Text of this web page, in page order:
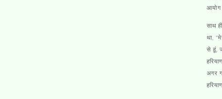
आयोग
साथ
था,
से हूं,
अगर